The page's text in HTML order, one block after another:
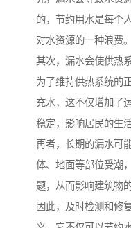
的，节约用水是每个
对水资源的一种浪费。
其次，漏水会使供热
为了维持供热系统的
充水，这不仅增加了
稳定，影响居民的生
再者，长期的漏水可
体、地面等部位受潮
题，从而影响建筑物
因此，及时检测和修